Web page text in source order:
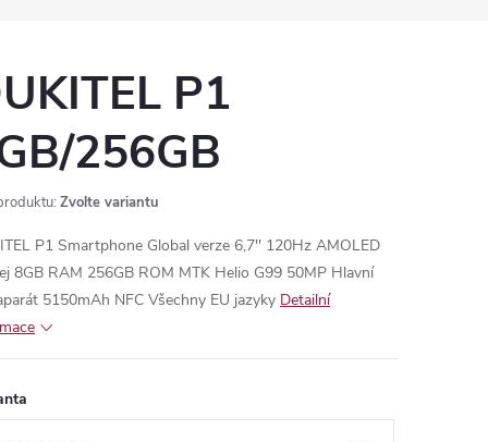
P1
256GB
Zvolte variantu
P1 Smartphone Global verze 6,7'' 120Hz AMOLED
8GB RAM 256GB ROM MTK Helio G99 50MP Hlavní
5150mAh NFC Všechny EU jazyky Detailní